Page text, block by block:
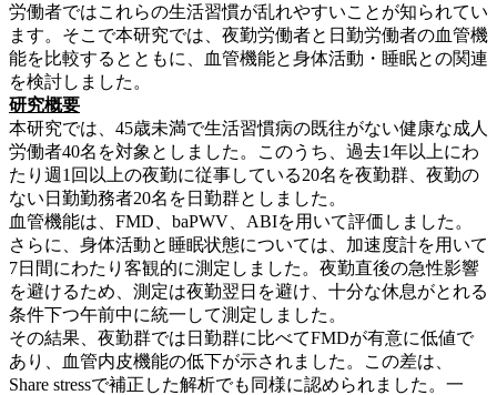
労働者ではこれらの生活習慣が乱れやすいことが知られてい
ます。そこで本研究では、夜勤労働者と日勤労働者の血管機
能を比較するとともに、血管機能と身体活動・睡眠との関連
を検討しました。
研究概要
本研究では、45歳未満で生活習慣病の既往がない健康な成人
労働者40名を対象としました。このうち、過去1年以上にわ
たり週1回以上の夜勤に従事している20名を夜勤群、夜勤の
ない日勤勤務者20名を日勤群としました。
血管機能は、FMD、baPWV、ABIを用いて評価しました。
さらに、身体活動と睡眠状態については、加速度計を用いて
7日間にわたり客観的に測定しました。夜勤直後の急性影響
を避けるため、測定は夜勤翌日を避け、十分な休息がとれる
条件下つ午前中に統一して測定しました。
その結果、夜勤群では日勤群に比べてFMDが有意に低値で
あり、血管内皮機能の低下が示されました。この差は、
Share stressで補正した解析でも同様に認められました。一